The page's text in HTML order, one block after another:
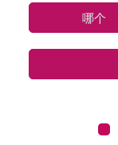
哪个